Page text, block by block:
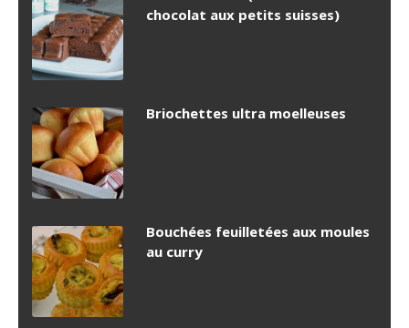
chocolat aux petits suisses)
Briochettes ultra moelleuses
Bouchées feuilletées aux moules
au curry